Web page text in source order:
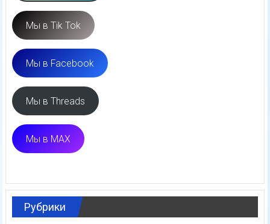
Мы в Tik Tok
Мы в Facebook
Мы в Threads
Мы в MAX
Рубрики